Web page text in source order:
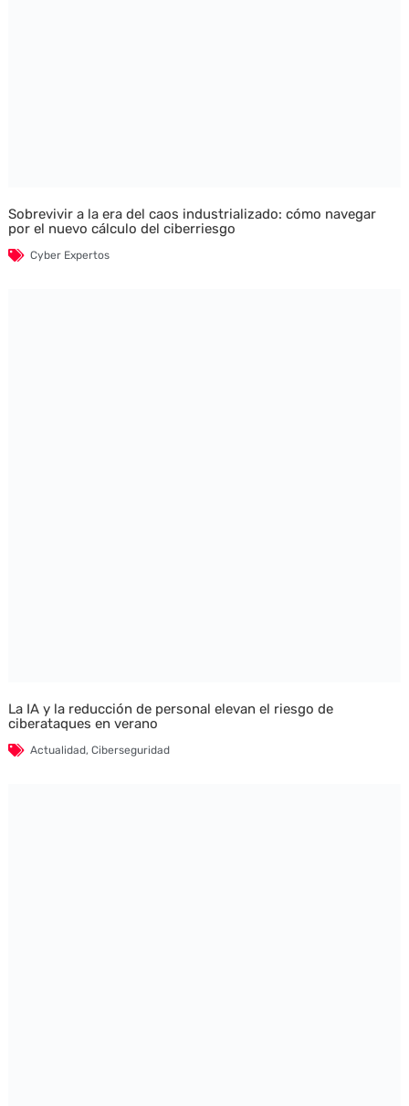
Sobrevivir a la era del caos industrializado: cómo navegar
por el nuevo cálculo del ciberriesgo
Cyber Expertos
La IA y la reducción de personal elevan el riesgo de
ciberataques en verano
Actualidad, Ciberseguridad